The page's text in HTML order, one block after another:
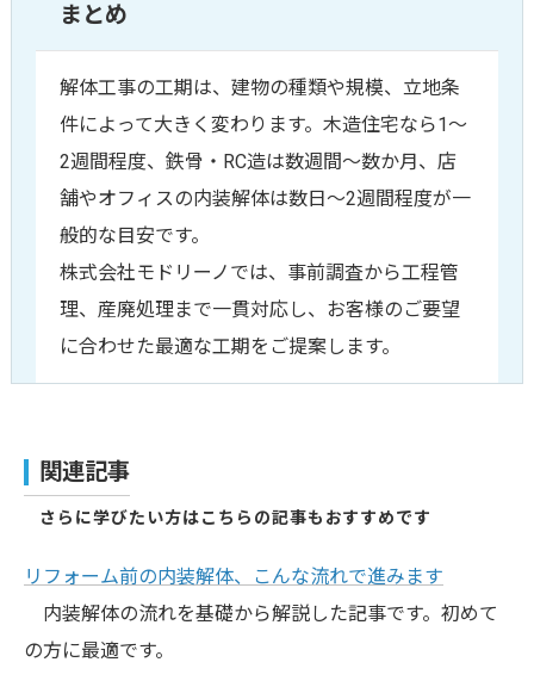
まとめ
解体工事の工期は、建物の種類や規模、立地条
件によって大きく変わります。木造住宅なら1〜
2週間程度、鉄骨・RC造は数週間〜数か月、店
舗やオフィスの内装解体は数日〜2週間程度が一
般的な目安です。
株式会社モドリーノでは、事前調査から工程管
理、産廃処理まで一貫対応し、お客様のご要望
に合わせた最適な工期をご提案します。
関連記事
さらに学びたい方はこちらの記事もおすすめです
リフォーム前の内装解体、こんな流れで進みます
内装解体の流れを基礎から解説した記事です。初めて
の方に最適です。